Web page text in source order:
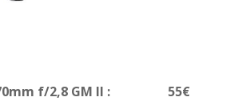
70mm f/2,8 GM II : 55€